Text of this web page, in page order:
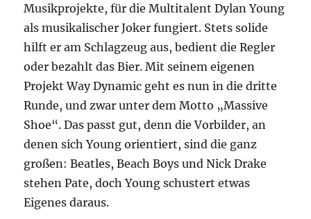
Musikprojekte, für die Multitalent Dylan Young
als musikalischer Joker fungiert. Stets solide
hilft er am Schlagzeug aus, bedient die Regler
oder bezahlt das Bier. Mit seinem eigenen
Projekt Way Dynamic geht es nun in die dritte
Runde, und zwar unter dem Motto „Massive
Shoe“. Das passt gut, denn die Vorbilder, an
denen sich Young orientiert, sind die ganz
großen: Beatles, Beach Boys und Nick Drake
stehen Pate, doch Young schustert etwas
Eigenes daraus.